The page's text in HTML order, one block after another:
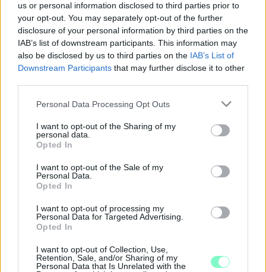
us or personal information disclosed to third parties prior to
your opt-out. You may separately opt-out of the further
disclosure of your personal information by third parties on the
IAB’s list of downstream participants. This information may
also be disclosed by us to third parties on the IAB’s List of
Downstream Participants that may further disclose it to other
Please note that this website/app uses one or more Google
not limited to your visit or usage behaviour. You may click to
grant or deny consent to Google and its third-party tags to
use your data for below specified purposes in below Google
consent section.
Personal Data Processing Opt Outs
I want to opt-out of the Sharing of my
personal data.
Opted In
I want to opt-out of the Sale of my
Personal Data.
Opted In
I want to opt-out of processing my
Personal Data for Targeted Advertising.
Opted In
I want to opt-out of Collection, Use,
Retention, Sale, and/or Sharing of my
Personal Data that Is Unrelated with the
2022. február. 19. 08:46
Egyszeri pénzt lesz, a választások évében 4 milliárd forintot
osztanak szét közöttük. A miniszter szerint Brüsszel bezzeg
nem segít.
A VILÁGON ELŐSZÖR KAPOTT EMBER
GÉNMÓDOSÍTOTT SERTÉSSZÍVET
Egy lépéssel közelebb kerültünk a szervhiány okozta válság
KAMPÁNY INDUL A SERTÉS- ÉS
MANGALICAFOGYASZTÁS NÉPSZERŰSÍTÉSÉRE
Itt a kezem, nem disznóláb!
MALAC SZALADGÁLT AZ M85-ÖS FŐÚTON
2020. december. 04. 08:34
Farkas fújhatta el a házát?
KÓSTOLTATÁSSAL NÉPSZERŰSÍTENÉK A
SERTÉSHÚSFOGYASZTÁST